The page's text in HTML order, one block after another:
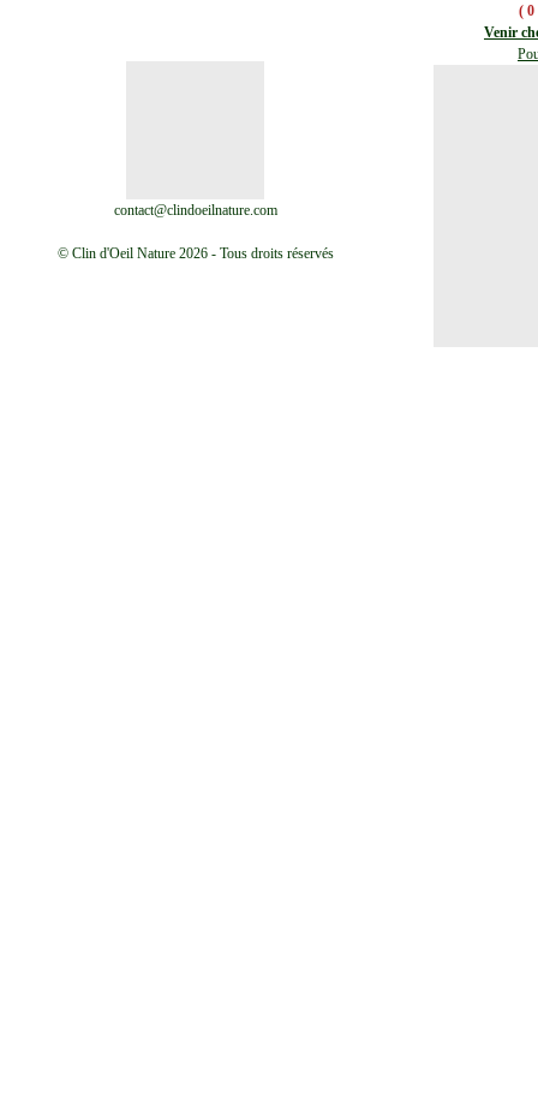
contact@clindoeilnature.com
© Clin d'Oeil Nature 2026 - Tous droits réservés
( 0
Venir